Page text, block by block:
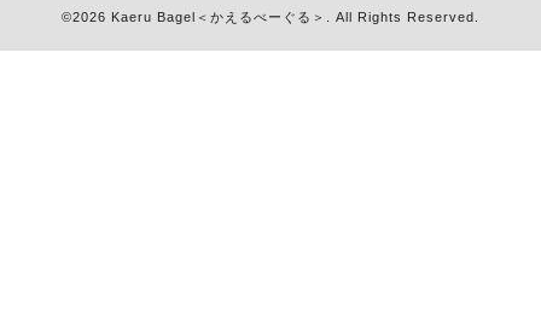
©2026 Kaeru Bagel＜かえるべーぐる＞ . All Rights Reserved.